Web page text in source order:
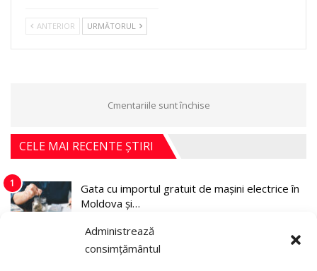
Administrează
consimțământul
ANTERIOR URMĂTORUL
Cmentariile sunt închise
CELE MAI RECENTE ȘTIRI
1
Gata cu importul gratuit de mașini electrice în
Moldova și…
Explozie de vânzări externe pentru Geely